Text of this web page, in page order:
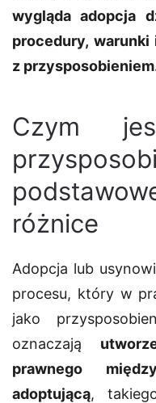
wygląda adopcja
procedury,
z
Czym
różnice
Adopcja lub
procesu, który w
jako
oznaczają
prawnego
adoptującą,